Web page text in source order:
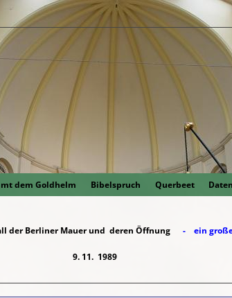
dem Goldhelm Bibelspruch Querbeet
der Berliner Mauer und deren Öffnung - ein
9. 11. 1989